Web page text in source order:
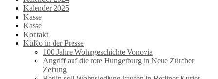
Kalender 2025
Kasse
Kasse
Kontakt
KüKo in der Presse
100 Jahre Wohngeschichte Vonovia
Angriff auf die rote Hungerburg in Neue Zürcher
Zeitung